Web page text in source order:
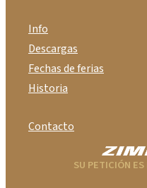
Info
Descargas
Fechas de ferias
Historia
Contacto
SU PETICIÓN